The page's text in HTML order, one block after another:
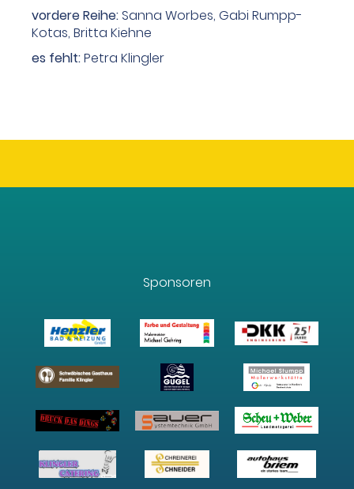
vordere Reihe: Sanna Worbes, Gabi Rumpp-
Kotas, Britta Kiehne
es fehlt:Petra Klingler
Sponsoren